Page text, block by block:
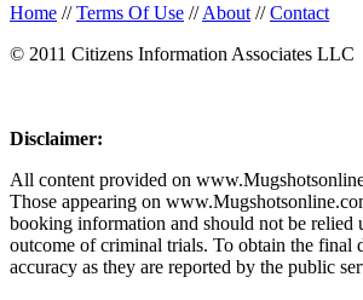
Home //Terms Of Use //About //Contact
© 2011 Citizens Information Associates LLC
Disclaimer:
All content provided on
Those appearing on
booking information and should not be relied
outcome of criminal trials. To obtain the final
accuracy as they are reported by the public